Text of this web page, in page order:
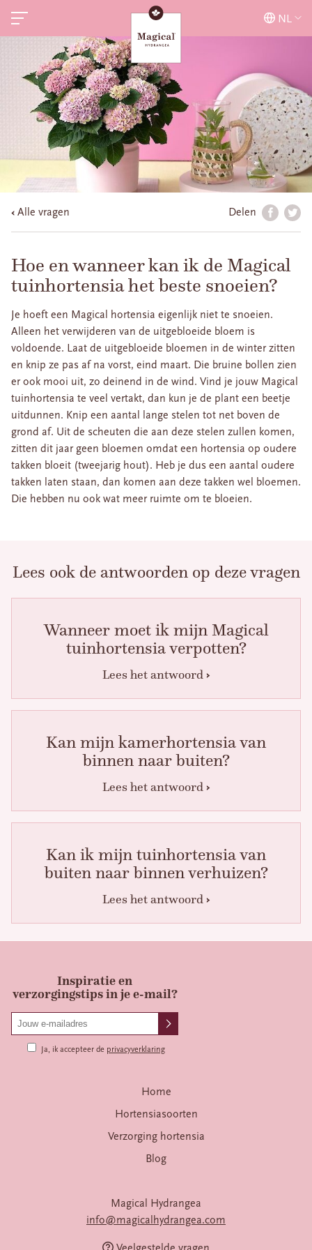
NL
Alle vragen Delen
Hoe en wanneer kan ik de Magical
tuinhortensia het beste snoeien?
Je hoeft een Magical hortensia eigenlijk niet te snoeien.
Alleen het verwijderen van de uitgebloeide bloem is
voldoende. Laat de uitgebloeide bloemen in de winter zitten
en knip ze pas af na vorst, eind maart. Die bruine bollen zien
er ook mooi uit, zo deinend in de wind. Vind je jouw Magical
tuinhortensia te veel vertakt, dan kun je de plant een beetje
uitdunnen. Knip een aantal lange stelen tot net boven de
grond af. Uit de scheuten die aan deze stelen zullen komen,
zitten dit jaar geen bloemen omdat een hortensia op oudere
takken bloeit (tweejarig hout). Heb je dus een aantal oudere
takken laten staan, dan komen aan deze takken wel bloemen.
Die hebben nu ook wat meer ruimte om te bloeien.
Lees ook de antwoorden op deze vragen
Wanneer moet ik mijn Magical
tuinhortensia verpotten?
Lees het antwoord
Kan mijn kamerhortensia van
binnen naar buiten?
Lees het antwoord
Kan ik mijn tuinhortensia van
buiten naar binnen verhuizen?
Lees het antwoord
Inspiratie en
verzorgingstips in je e-mail?
Ja, ik accepteer de privacyverklaring
Home
Hortensiasoorten
Verzorging hortensia
Blog
Magical Hydrangea
info@magicalhydrangea.com